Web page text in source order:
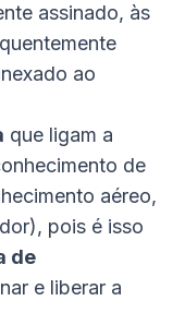
assinado, às
ao
que ligam a
de
aéreo,
pois é isso
de
e liberar a